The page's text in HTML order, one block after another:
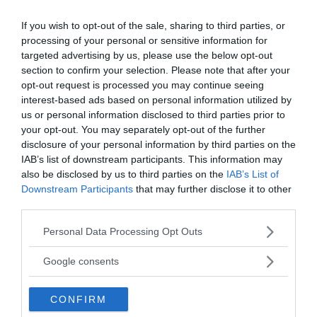
If you wish to opt-out of the sale, sharing to third parties, or
processing of your personal or sensitive information for
targeted advertising by us, please use the below opt-out
section to confirm your selection. Please note that after your
opt-out request is processed you may continue seeing
interest-based ads based on personal information utilized by
us or personal information disclosed to third parties prior to
your opt-out. You may separately opt-out of the further
disclosure of your personal information by third parties on the
IAB’s list of downstream participants. This information may
also be disclosed by us to third parties on the IAB’s List of
Downstream Participants that may further disclose it to other
Please note that this website/app uses one or more Google
not limited to your visit or usage behaviour. You may click to
use your data for below specified purposes in below Google
consent section.
Personal Data Processing Opt Outs
Google consents
CONFIRM
alta sensibilità, ma bassa resistenza.
Continua a leggere dopo la pubblicità
A questa influenza non si scappa ed è una tendenza
che ci accompagna per tutta la vita!
Leggi ancheCosa sono i disturbi della
personalità >>
CRESCITA PERSONALE
Ti potrebbe interessare anche